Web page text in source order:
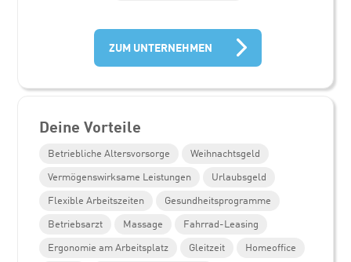
ZUM UNTERNEHMEN
Deine Vorteile
Betriebliche Altersvorsorge
Weihnachtsgeld
Vermögenswirksame Leistungen
Urlaubsgeld
Flexible Arbeitszeiten
Gesundheitsprogramme
Betriebsarzt
Massage
Fahrrad-Leasing
Ergonomie am Arbeitsplatz
Gleitzeit
Homeoffice